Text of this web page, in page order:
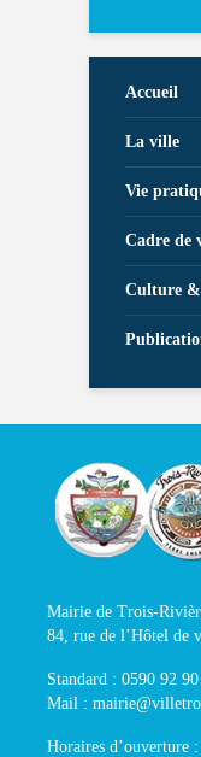
Accueil
La ville
Vie
Cadre de
Culture
Mairie de Trois-
84, rue de l’Hôtel de
Standard : 0590 92
Mail :
Horaires d’ouverture :